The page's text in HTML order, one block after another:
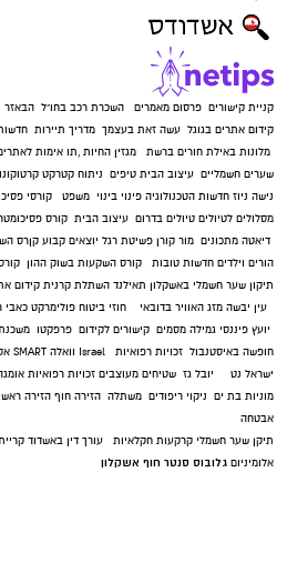
קניית קישורים פרסום מאמרים השכרת רכב בחו"ל הבאזר
קידום אתרים בגוגל עשה זאת בעצמך מדריך תיירות
מלונות באילת חורים ברשת מגזין החיות ,תו אימות
שערים חשמליים עיצוב הבית טיפים ניתוח קטרקט
נישה ניוז חדשות הטכנולוגיה פינוי בינוי משפט
קורסי
מסלולים לטיולים טיולים בדרום עיצוב הבית קורס
דיאטה מתכונים מור קורן פשיטת רגל יוצאים קבוע קןרס
הורים וילדים חדשות טובות קורס השקעות בשוק ההון
תיקון שער חשמלי באשקלון תאילנד השתלת קרנית קידום
עין יבשה מזג האוויר בדובאי חוזי ביטוח פולימרקט כאבי
יועץ פיננסי גמילה מסמים קישורים לקידום פרפקטו
חופשה באיסטנבול זכויות רפואיות Israel וואלה SMART
ישראל נט
יובל גז שטיחים מעוצבים זכויות רפואיות אומגה
מוניות בת ים ניקוי ריפודים משתלה הזירה חוף הזירה
אבטחה
תיקן שער חשמלי קרקעות חקלאיות עורך דין באשדוד
אלומיניום גלובוס סנטר חוף אשקלון